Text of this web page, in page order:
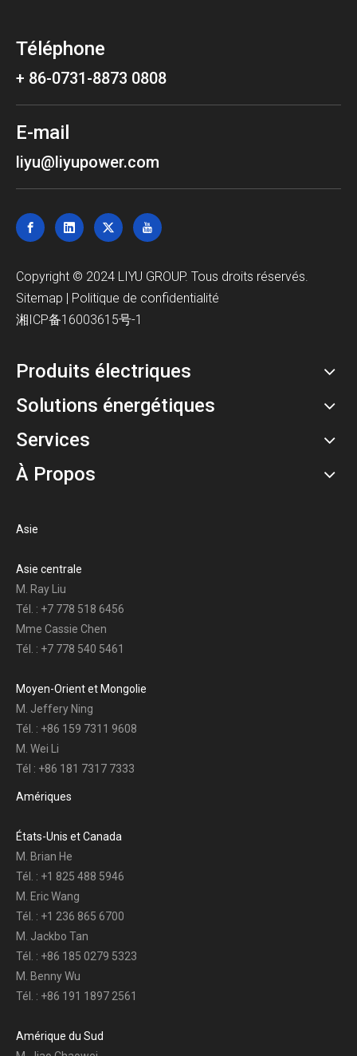
Téléphone
+ 86-0731-8873 0808
E-mail
liyu@liyupower.com
Copyright © 2024 LIYU GROUP. Tous droits réservés.
Sitemap | Politique de confidentialité
湘ICP备16003615号-1
Produits électriques
Solutions énergétiques
Services
À Propos
Asie
Asie centrale
M. Ray Liu
Tél. : +7 778 518 6456
Mme Cassie Chen
Tél. : +7 778 540 5461
Moyen-Orient et Mongolie
M. Jeffery Ning
Tél. : +86 159 7311 9608
M. Wei Li
Tél : +86 181 7317 7333
Amériques
États-Unis et Canada
M. Brian He
Tél. : +1 825 488 5946
M. Eric Wang
Tél. : +1 236 865 6700
M. Jackbo Tan
Tél. : +86 185 0279 5323
M. Benny Wu
Tél. : +86 191 1897 2561
Amérique du Sud